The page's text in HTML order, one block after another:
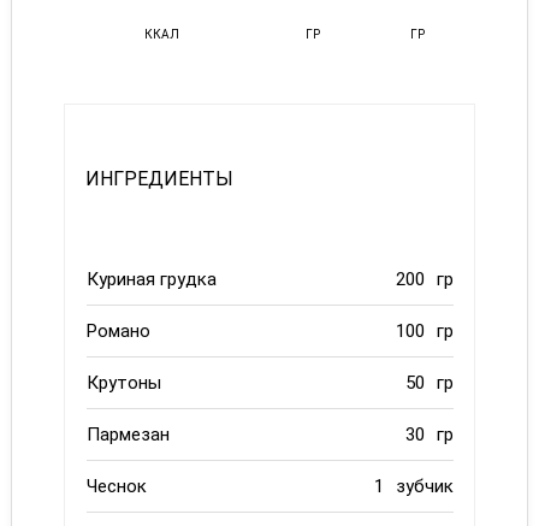
ККАЛ ГР ГР
ИНГРЕДИЕНТЫ
Куриная грудка 200 гр
Романо 100 гр
Крутоны 50 гр
Пармезан 30 гр
Чеснок 1 зубчик